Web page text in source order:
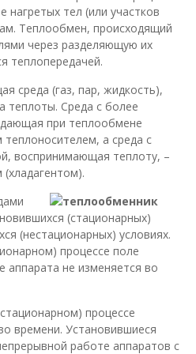
тел (или участков
Теплообмен, происходящий
через разделяющую их
теплопередачей.
среда (газ, пар, жидкость),
теплоты. Среда с более
при теплообмене
теплоносителем, а среда с
воспринимающая теплоту, –
(стационарных)
(нестационарных) условиях.
процессе поле
аппарата не изменяется во
процессе
времени. Установившиеся
работе аппаратов с